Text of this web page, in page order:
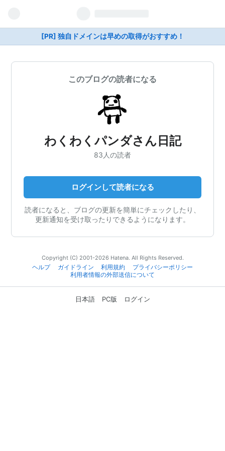
[PR] 独自ドメインは早めの取得がおすすめ！
このブログの読者になる
わくわくパンダさん日記
83人の読者
ログインして読者になる
読者になると、ブログの更新を簡単にチェックしたり、
更新通知を受け取ったりできるようになります。
Copyright (C) 2001-2026 Hatena. All Rights Reserved.
ヘルプ
ガイドライン 利用規約
プライバシーポリシー
利用者情報の外部送信について
日本語 PC版 ログイン